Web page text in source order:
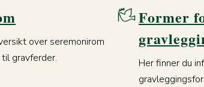
over seremonirom
gravferder.
Former
Her finner du